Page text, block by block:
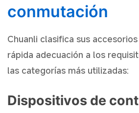
conmutación
Chuanli clasifica sus
rápida adecuación a los
las categorías más utilizadas:
Dispositivos de